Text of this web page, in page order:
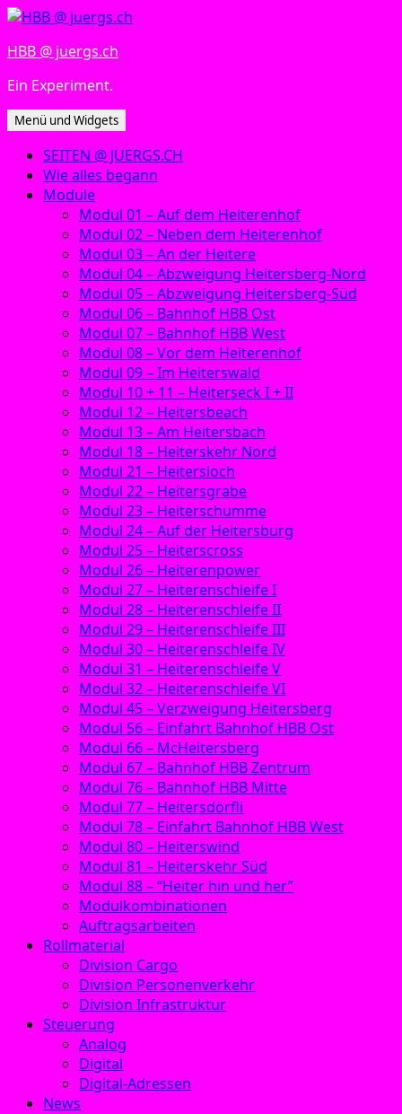
Zum
springen
HBB @ juergs.ch
Ein Experiment.
Menü und Widgets
SEITEN @ JUERGS.CH
Wie alles begann
Module
Modul 01 – Auf dem Heiterenhof
Modul 02 – Neben dem Heiterenhof
Modul 03 – An der Heitere
Modul 04 – Abzweigung Heitersberg-Nord
Modul 05 – Abzweigung Heitersberg-Süd
Modul 06 – Bahnhof HBB Ost
Modul 07 – Bahnhof HBB West
Modul 08 – Vor dem Heiterenhof
Modul 09 – Im Heiterswald
Modul 10 + 11 – Heiterseck I + II
Modul 12 – Heitersbeach
Modul 13 – Am Heitersbach
Modul 18 – Heiterskehr Nord
Modul 21 – Heitersloch
Modul 22 – Heitersgrabe
Modul 23 – Heiterschumme
Modul 24 – Auf der Heitersburg
Modul 25 – Heiterscross
Modul 26 – Heiterenpower
Modul 27 – Heiterenschleife I
Modul 28 – Heiterenschleife II
Modul 29 – Heiterenschleife III
Modul 30 – Heiterenschleife IV
Modul 31 – Heiterenschleife V
Modul 32 – Heiterenschleife VI
Modul 45 – Verzweigung Heitersberg
Modul 56 – Einfahrt Bahnhof HBB Ost
Modul 66 – McHeitersberg
Modul 67 – Bahnhof HBB Zentrum
Modul 76 – Bahnhof HBB Mitte
Modul 77 – Heitersdörfli
Modul 78 – Einfahrt Bahnhof HBB West
Modul 80 – Heiterswind
Modul 81 – Heiterskehr Süd
Modul 88 – “Heiter hin und her”
Modulkombinationen
Auftragsarbeiten
Rollmaterial
Division Cargo
Division Personenverkehr
Division Infrastruktur
Steuerung
Analog
Digital
Digital-Adressen
News